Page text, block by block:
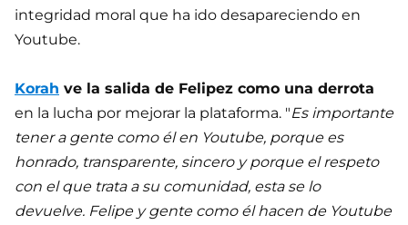
integridad moral que ha ido desapareciendo en
Youtube.
Korah ve la salida de Felipez como una derrota
en la lucha por mejorar la plataforma. "Es importante
tener a gente como él en Youtube, porque es
honrado, transparente, sincero y porque el respeto
con el que trata a su comunidad, esta se lo
devuelve. Felipe y gente como él hacen de Youtube